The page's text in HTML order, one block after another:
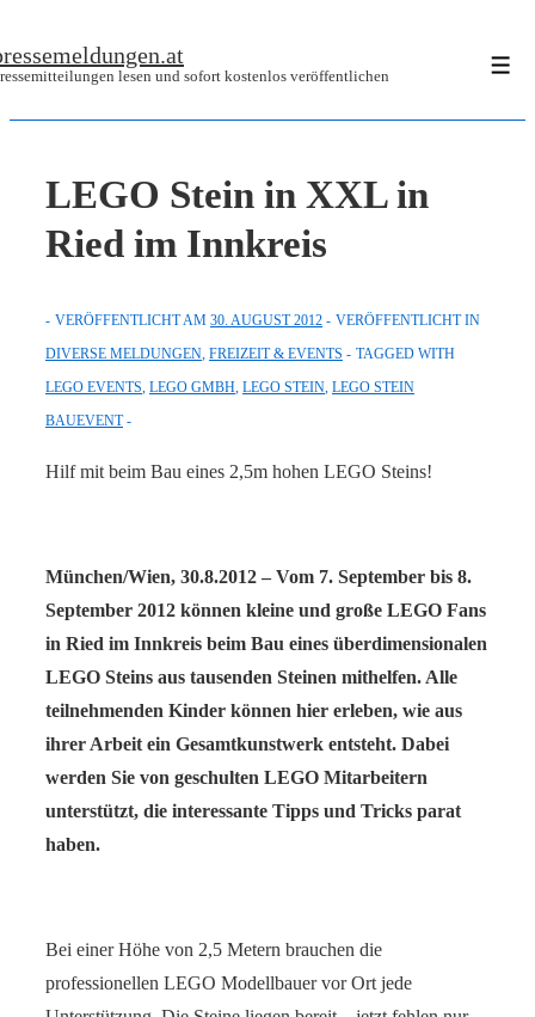
Zum
lesen und sofort kostenlos veröffentlichen
LEGO Stein in XXL in
Ried im Innkreis
VERÖFFENTLICHT AM 30. AUGUST 2012
VERÖFFENTLICHT IN
DIVERSE MELDUNGEN FREIZEIT & EVENTS
TAGGED WITH
LEGO EVENTS LEGO GMBH LEGO STEIN LEGO STEIN
BAUEVENT
Hilf mit beim Bau eines 2,5m hohen LEGO Steins!
München/Wien, 30.8.2012 – Vom 7. September bis 8.
September 2012 können kleine und große LEGO Fans
in Ried im Innkreis beim Bau eines überdimensionalen
LEGO Steins aus tausenden Steinen mithelfen. Alle
teilnehmenden Kinder können hier erleben, wie aus
ihrer Arbeit ein Gesamtkunstwerk entsteht. Dabei
werden Sie von geschulten LEGO Mitarbeitern
unterstützt, die interessante Tipps und Tricks parat
haben.
Bei einer Höhe von 2,5 Metern brauchen die
professionellen LEGO Modellbauer vor Ort jede